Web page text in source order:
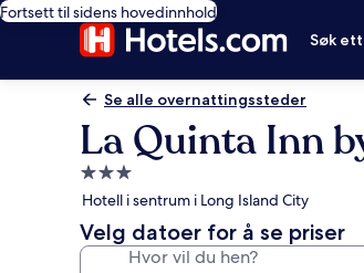
Fortsett til sidens hovedinnhold
Søk
Se alle overnattingssteder
La Quinta Inn
Overnattingssted
med
3.0
stjerner
Hotell i sentrum i Long Island City
Velg datoer for å se priser
Hvor vil du hen?